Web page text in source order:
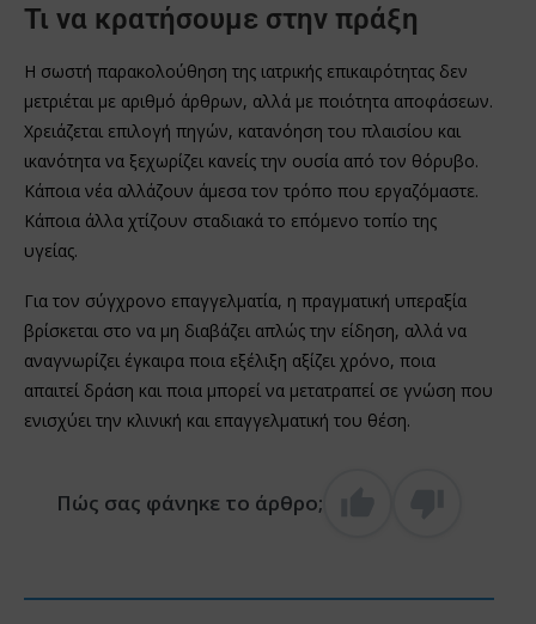
Τι να κρατήσουμε στην πράξη
Η σωστή παρακολούθηση της ιατρικής επικαιρότητας δεν
μετριέται με αριθμό άρθρων, αλλά με ποιότητα αποφάσεων.
Χρειάζεται επιλογή πηγών, κατανόηση του πλαισίου και
ικανότητα να ξεχωρίζει κανείς την ουσία από τον θόρυβο.
Κάποια νέα αλλάζουν άμεσα τον τρόπο που εργαζόμαστε.
Κάποια άλλα χτίζουν σταδιακά το επόμενο τοπίο της
υγείας.
Για τον σύγχρονο επαγγελματία, η πραγματική υπεραξία
βρίσκεται στο να μη διαβάζει απλώς την είδηση, αλλά να
αναγνωρίζει έγκαιρα ποια εξέλιξη αξίζει χρόνο, ποια
απαιτεί δράση και ποια μπορεί να μετατραπεί σε γνώση που
ενισχύει την κλινική και επαγγελματική του θέση.
Πώς σας φάνηκε το άρθρο;